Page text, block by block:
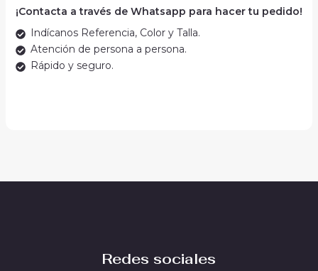
¡Contacta a través de Whatsapp para hacer tu pedido!
Indícanos Referencia, Color y Talla.
Atención de persona a persona.
Rápido y seguro.
Redes sociales